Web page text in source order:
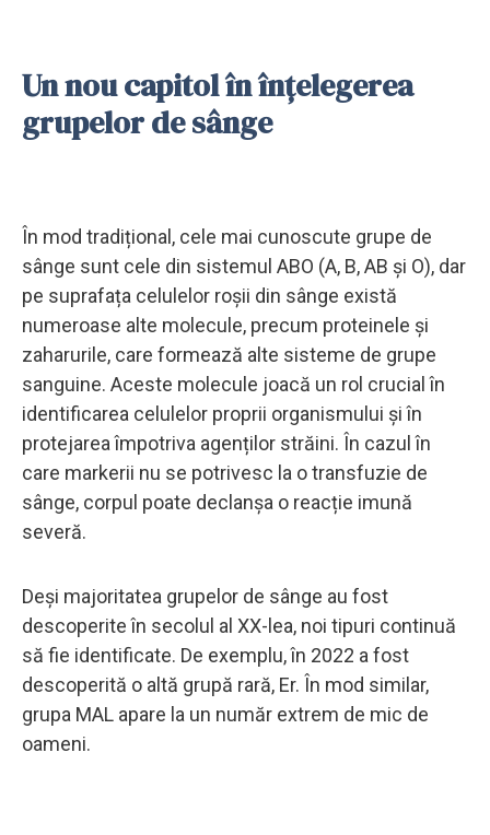
Un nou capitol în înțelegerea
grupelor de sânge
În mod tradițional, cele mai cunoscute grupe de
sânge sunt cele din sistemul ABO (A, B, AB și O), dar
pe suprafața celulelor roșii din sânge există
numeroase alte molecule, precum proteinele și
zaharurile, care formează alte sisteme de grupe
sanguine. Aceste molecule joacă un rol crucial în
identificarea celulelor proprii organismului și în
protejarea împotriva agenților străini. În cazul în
care markerii nu se potrivesc la o transfuzie de
sânge, corpul poate declanșa o reacție imună
severă.
Deși majoritatea grupelor de sânge au fost
descoperite în secolul al XX-lea, noi tipuri continuă
să fie identificate. De exemplu, în 2022 a fost
descoperită o altă grupă rară, Er. În mod similar,
grupa MAL apare la un număr extrem de mic de
oameni.